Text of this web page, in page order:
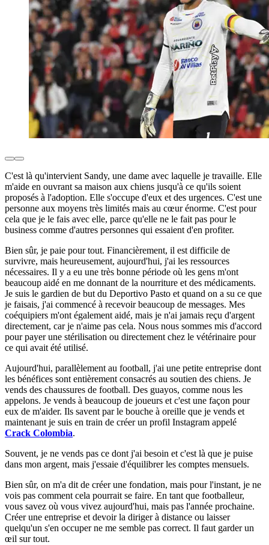
C'est là qu'intervient Sandy, une dame avec laquelle je travaille. Elle
m'aide en ouvrant sa maison aux chiens jusqu'à ce qu'ils soient
proposés à l'adoption. Elle s'occupe d'eux et des urgences. C'est une
personne aux moyens très limités mais au cœur énorme. C'est pour
cela que je le fais avec elle, parce qu'elle ne le fait pas pour le
business comme d'autres personnes qui essaient d'en profiter.
Bien sûr, je paie pour tout. Financièrement, il est difficile de
survivre, mais heureusement, aujourd'hui, j'ai les ressources
nécessaires. Il y a eu une très bonne période où les gens m'ont
beaucoup aidé en me donnant de la nourriture et des médicaments.
Je suis le gardien de but du Deportivo Pasto et quand on a su ce que
je faisais, j'ai commencé à recevoir beaucoup de messages. Mes
coéquipiers m'ont également aidé, mais je n'ai jamais reçu d'argent
directement, car je n'aime pas cela. Nous nous sommes mis d'accord
pour payer une stérilisation ou directement chez le vétérinaire pour
ce qui avait été utilisé.
Aujourd'hui, parallèlement au football, j'ai une petite entreprise dont
les bénéfices sont entièrement consacrés au soutien des chiens. Je
vends des chaussures de football. Des guayos, comme nous les
appelons. Je vends à beaucoup de joueurs et c'est une façon pour
eux de m'aider. Ils savent par le bouche à oreille que je vends et
maintenant je suis en train de créer un profil Instagram appelé
Crack Colombia.
Souvent, je ne vends pas ce dont j'ai besoin et c'est là que je puise
dans mon argent, mais j'essaie d'équilibrer les comptes mensuels.
Bien sûr, on m'a dit de créer une fondation, mais pour l'instant, je ne
vois pas comment cela pourrait se faire. En tant que footballeur,
vous savez où vous vivez aujourd'hui, mais pas l'année prochaine.
Créer une entreprise et devoir la diriger à distance ou laisser
quelqu'un s'en occuper ne me semble pas correct. Il faut garder un
œil sur tout.